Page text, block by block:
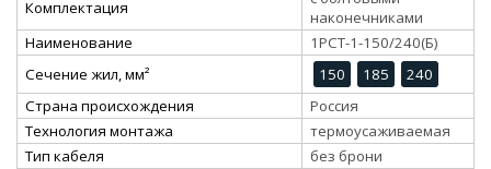
Комплектация
наконечниками
Наименование
1РСТ-1-150/240(Б)
Сечение жил, мм²
150 185
240
Страна происхождения
Россия
Технология монтажа
термоусаживаемая
Тип кабеля
без брони